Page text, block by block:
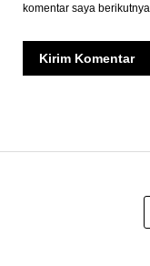
komentar saya berikutnya.